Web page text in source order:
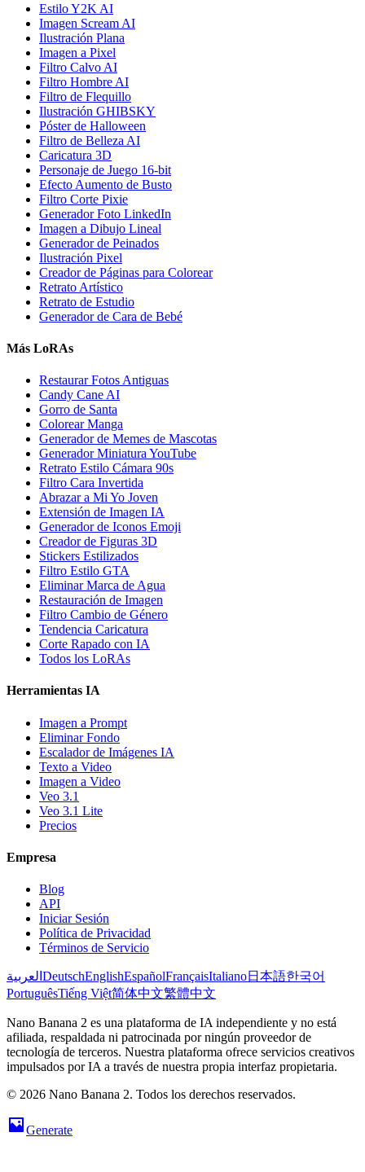
Estilo Y2K AI
Imagen Scream AI
Ilustración Plana
Imagen a Pixel
Filtro Calvo AI
Filtro Hombre AI
Filtro de Flequillo
Ilustración GHIBSKY
Póster de Halloween
Filtro de Belleza AI
Caricatura 3D
Personaje de Juego 16-bit
Efecto Aumento de Busto
Filtro Corte Pixie
Generador Foto LinkedIn
Imagen a Dibujo Lineal
Generador de Peinados
Ilustración Pixel
Creador de Páginas para Colorear
Retrato Artístico
Retrato de Estudio
Generador de Cara de Bebé
Más LoRAs
Restaurar Fotos Antiguas
Candy Cane AI
Gorro de Santa
Colorear Manga
Generador de Memes de Mascotas
Generador Miniatura YouTube
Retrato Estilo Cámara 90s
Filtro Cara Invertida
Abrazar a Mi Yo Joven
Extensión de Imagen IA
Generador de Iconos Emoji
Creador de Figuras 3D
Stickers Estilizados
Filtro Estilo GTA
Eliminar Marca de Agua
Restauración de Imagen
Filtro Cambio de Género
Tendencia Caricatura
Corte Rapado con IA
Todos los LoRAs
Herramientas IA
Imagen a Prompt
Eliminar Fondo
Escalador de Imágenes IA
Texto a Video
Imagen a Video
Veo 3.1
Veo 3.1 Lite
Precios
Empresa
Blog
API
Iniciar Sesión
Política de Privacidad
Términos de Servicio
العربية DeutschEnglishEspañolFrançaisItaliano日本語한국어
PortuguêsTiếng Việt简体中文繁體中文
Nano Banana 2 es una plataforma de IA independiente y no está
afiliada, respaldada ni patrocinada por ningún proveedor de
tecnología de terceros. Nuestra plataforma ofrece servicios creativos
impulsados por IA a través de nuestra propia interfaz propietaria.
© 2026 Nano Banana 2. Todos los derechos reservados.
Generate